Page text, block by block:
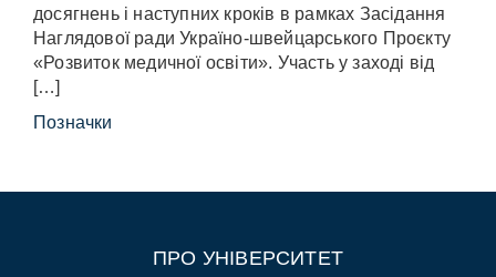
досягнень і наступних кроків в рамках Засідання
Наглядової ради Україно-швейцарського Проєкту
«Розвиток медичної освіти». Участь у заході від
[…]
Позначки
ПРО УНІВЕРСИТЕТ